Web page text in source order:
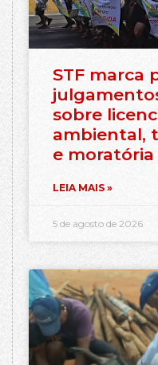
STF marca
sobre
ambiental,
e moratória
LEIA MAIS »
5 de agosto de 2026